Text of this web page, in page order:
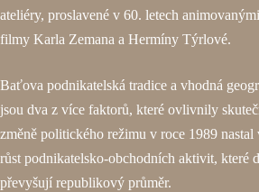
ateliéry, proslavené v 60. letech
filmy Karla Zemana a Hermíny Týrlové.
Baťova podnikatelská tradice a vhodná
jsou dva z více faktorů, které ovlivnily
změně politického režimu v roce 1989
růst podnikatelsko-obchodních aktivit, které
převyšují republikový průměr.